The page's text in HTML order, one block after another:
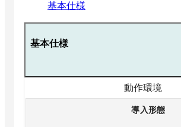
基本仕様
基本仕様
動作環境
導入形態